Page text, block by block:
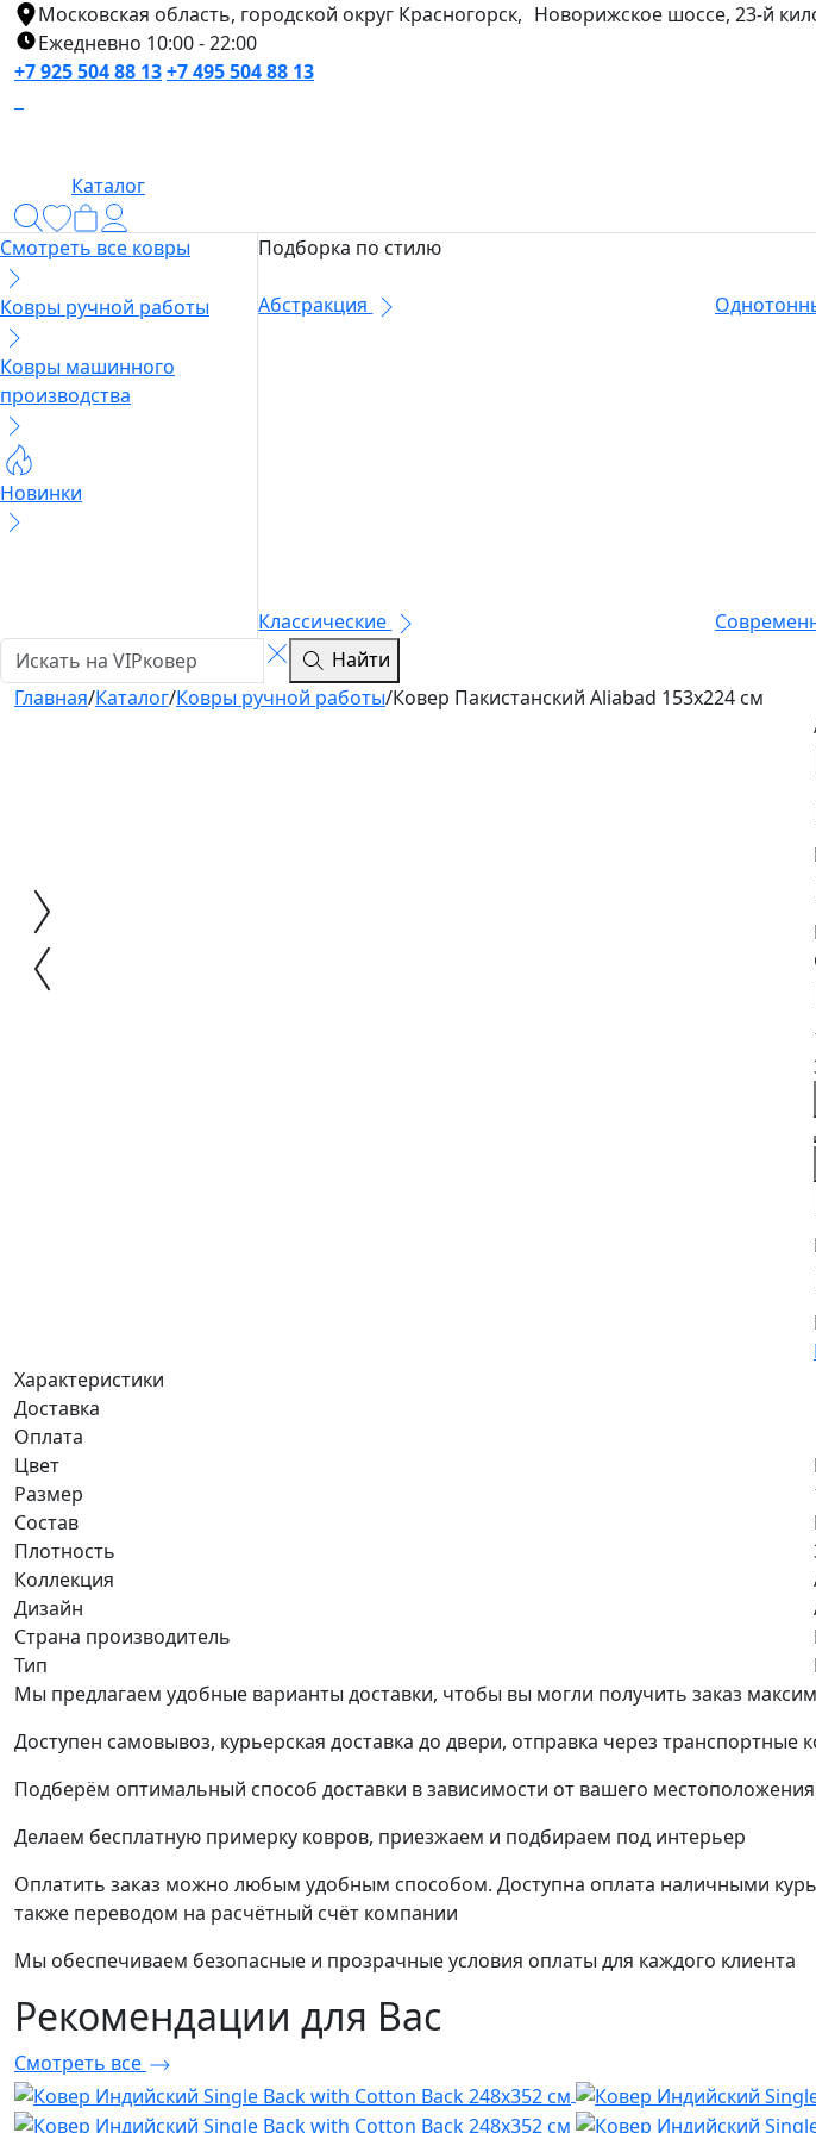
Московская область, городской округ Красногорск, Новорижское шоссе, 23-й
Ежедневно 10:00 - 22:00
+7 925 504 88 13+7 495 504 88 13
Каталог
Смотреть все ковры
Ковры ручной работы
Ковры машинного
производства
Новинки
Подборка по стилю
Абстракция
Классические
Найти
Главная/Каталог/Ковры ручной работы/Ковер Пакистанский Aliabad 153x224 см
Характеристики
Доставка
Оплата
Цвет
Размер
Состав
Плотность
Коллекция
Дизайн
Страна производитель
Тип
Мы предлагаем удобные варианты доставки, чтобы вы могли получить заказ
Доступен самовывоз, курьерская доставка до двери, отправка через
Подберём оптимальный способ доставки в зависимости от вашего
Делаем бесплатную примерку ковров, приезжаем и подбираем под интерьер
Оплатить заказ можно любым удобным способом. Доступна оплата наличными
также переводом на расчётный счёт компании
Мы обеспечиваем безопасные и прозрачные условия оплаты для каждого клиента
Рекомендации для Вас
Смотреть все